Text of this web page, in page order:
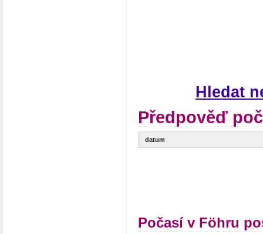
Hledat
Předpověď
datum
Počasí v Föhru